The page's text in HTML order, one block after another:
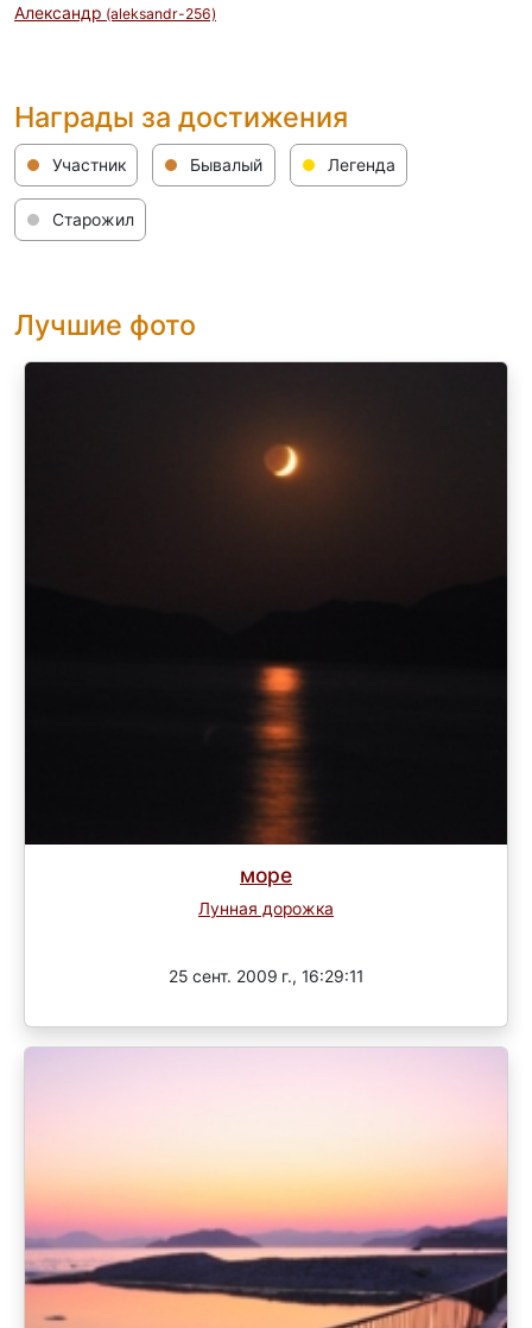
Александр (aleksandr-256)
Награды за достижения
Участник Бывалый Легенда
Старожил
Лучшие фото
море
Лунная дорожка
25 сент. 2009 г., 16:29:11